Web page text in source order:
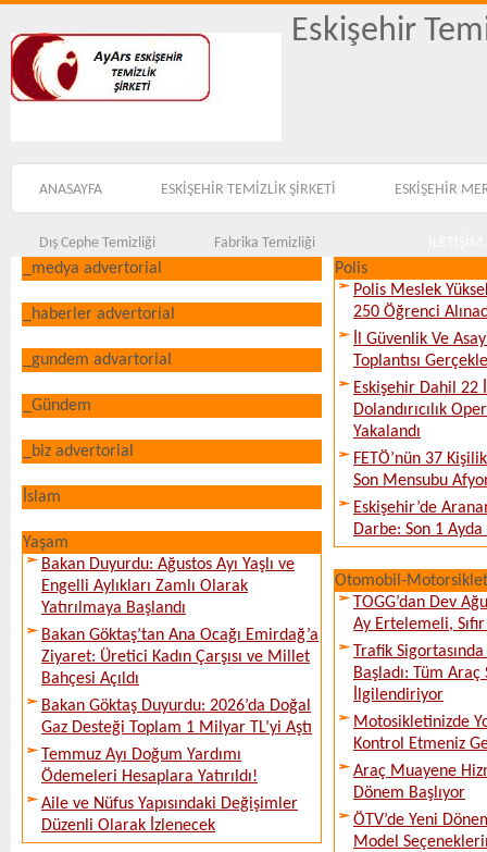
Eskişehir
ANASAYFA ESKİŞEHİR TEMİZLİK ŞİRKETİ ESKİŞEHİR
Dış Cephe Temizliği Fabrika Temizliği
_medya advertorial
_haberler advertorial
_gundem advartorial
_Gündem
_biz advertorial
İslam
Yaşam
Bakan Duyurdu: Ağustos Ayı Yaşlı ve
Engelli Aylıkları Zamlı Olarak
Yatırılmaya Başlandı
Bakan Göktaş’tan Ana Ocağı Emirdağ’a
Ziyaret: Üretici Kadın Çarşısı ve Millet
Bahçesi Açıldı
Bakan Göktaş Duyurdu: 2026’da Doğal
Gaz Desteği Toplam 1 Milyar TL’yi Aştı
Temmuz Ayı Doğum Yardımı
Ödemeleri Hesaplara Yatırıldı!
Aile ve Nüfus Yapısındaki Değişimler
Düzenli Olarak İzlenecek
Polis
Polis Meslek
250 Öğrenci
İl Güvenlik Ve
Toplantısı
Eskişehir Dahil
Dolandırıcılık
Yakalandı
FETÖ’nün 37
Son Mensubu
Eskişehir’de
Darbe: Son 1 Ayda
Otomobil-Motorsiklet
TOGG’dan Dev
Ay Ertelemeli,
Trafik
Başladı: Tüm
İlgilendiriyor
Motosikletinizde
Kontrol Etmeniz
Araç Muayene
Dönem Başlıyor
ÖTV’de Yeni
Model